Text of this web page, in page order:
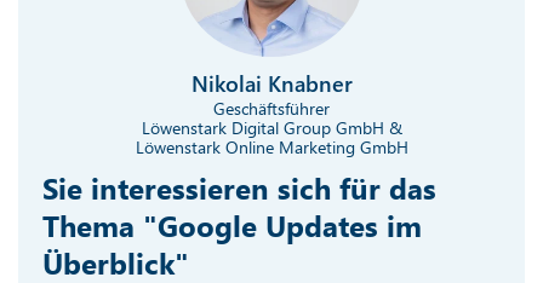
Nikolai Knabner
Geschäftsführer
Löwenstark Digital Group GmbH &
Löwenstark Online Marketing GmbH
Sie interessieren sich für das
Thema "Google Updates im
Überblick"